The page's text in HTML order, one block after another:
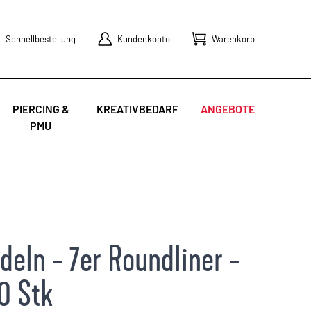
Schnellbestellung Kundenkonto Warenkorb
PIERCING &
PMU
KREATIVBEDARF ANGEBOTE
- 7er Roundliner -
Stk